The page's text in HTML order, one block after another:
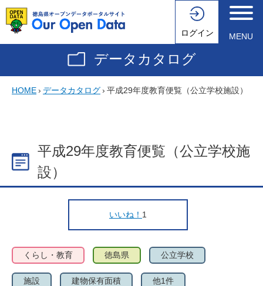
ログイン MENU
データカタログ
HOME› データカタログ› 平成29年度教育便覧（公立学校施設）
平成29年度教育便覧（公立学校施
設）
いいね！ 1
くらし・教育 徳島県 公立学校
施設 建物保有面積 他1件